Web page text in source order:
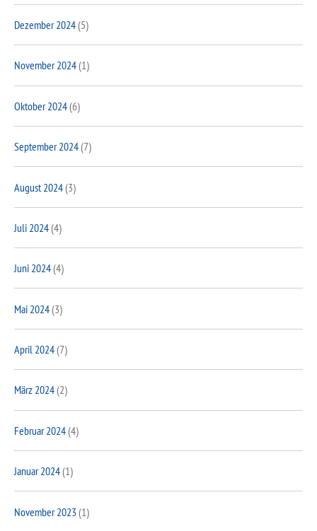
Dezember 2024(5)
November 2024(1)
Oktober 2024(6)
September 2024(7)
August 2024(3)
Juli 2024(4)
Juni 2024(4)
Mai 2024(3)
April 2024(7)
März 2024(2)
Februar 2024(4)
Januar 2024(1)
November 2023(1)